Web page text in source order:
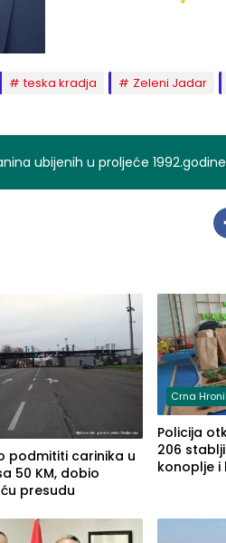
teska kradja Zeleni Jadar
ubijenih u proljeće 1992.godine
podmititi carinika u
50 KM, dobio
presudu
Crna
Policija
206
konoplje i